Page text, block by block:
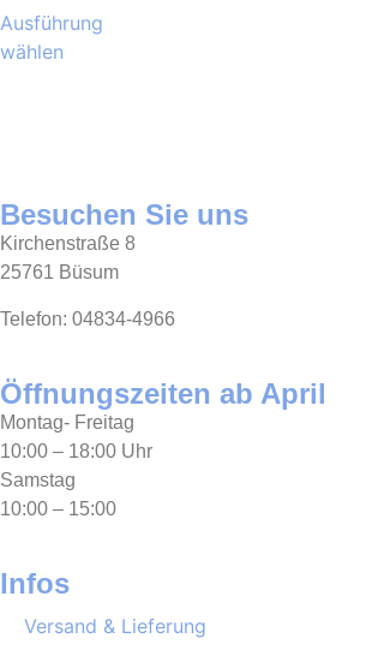
Ausführung
wählen
Besuchen Sie uns
Kirchenstraße 8
25761 Büsum
Telefon: 04834-4966
Öffnungszeiten ab April
Montag- Freitag
10:00 – 18:00 Uhr
Samstag
10:00 – 15:00
Infos
Versand & Lieferung